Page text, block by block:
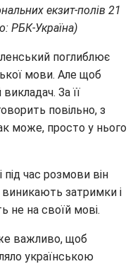
екзит-полів 21
РБК-Україна)
поглиблює
мови. Але щоб
За її
повільно, з
може, просто у нього
час розмови він
затримки і
не на своїй мові.
важливо, щоб
українською